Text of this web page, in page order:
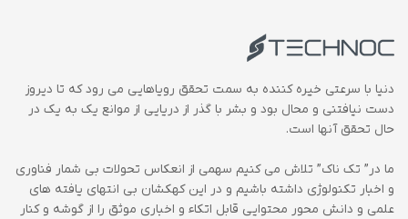
دنیا با سرعتی خیره کننده به سمت تحقق رویاهایی می رود که تا دیروز
دست نیافتنی و محال بود و بشر با گذر از دریایی از موانع یک به یک در
حال تحقق آنها است.
ما در” تک ناک” تلاش می کنیم سهمی از انعکاس تحولات بی شمار فناوری
و اخبار تکنولوژی داشته باشیم و در این کهکشان بی انتهای یافته های
علمی و دانش محور محتوایی قابل اتکاء و اخباری موثق را از گوشه و کنار